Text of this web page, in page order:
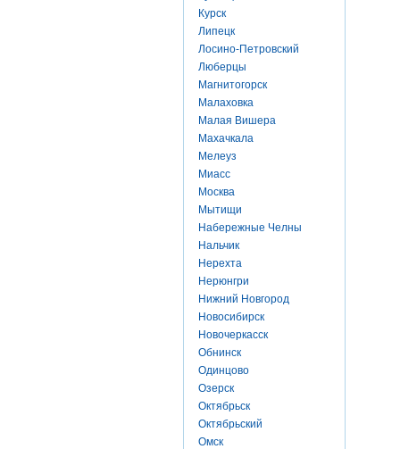
Курск
Липецк
Лосино-Петровский
Люберцы
Магнитогорск
Малаховка
Малая Вишера
Махачкала
Мелеуз
Миасс
Москва
Мытищи
Набережные Челны
Нальчик
Нерехта
Нерюнгри
Нижний Новгород
Новосибирск
Новочеркасск
Обнинск
Одинцово
Озерск
Октябрьск
Октябрьский
Омск